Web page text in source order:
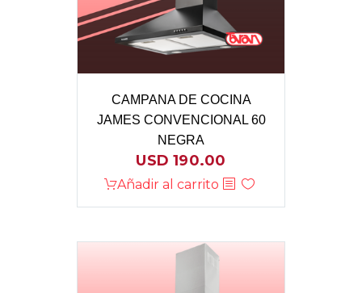
CAMPANA DE COCINA
JAMES CONVENCIONAL 60
NEGRA
USD190.00
Añadir al carrito